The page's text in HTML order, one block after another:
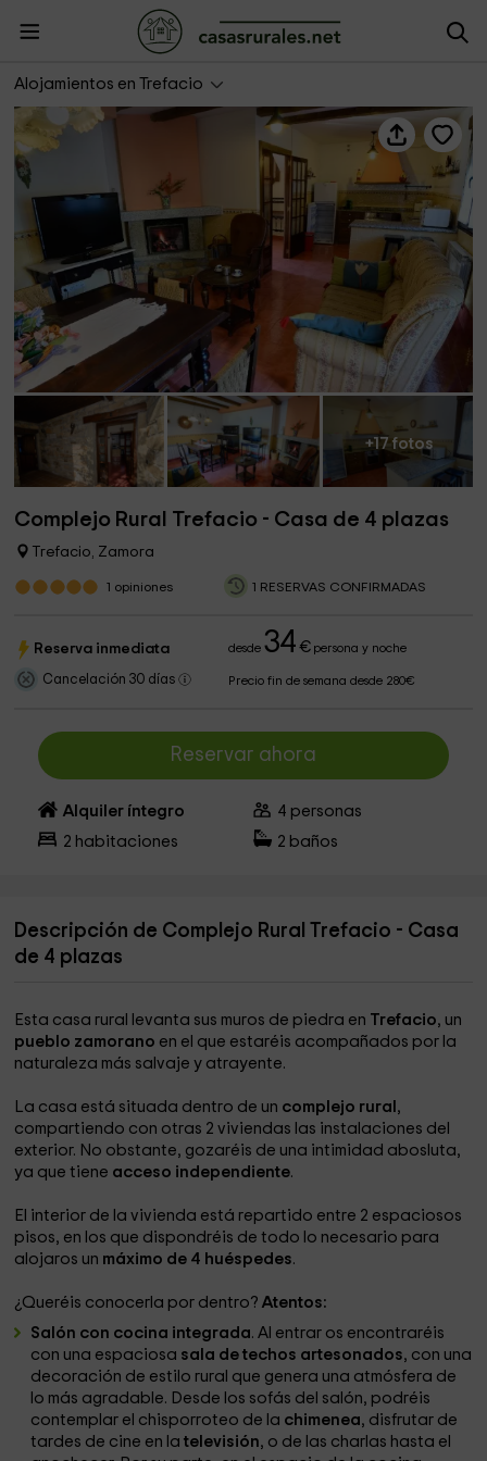
Alojamientos en Trefacio
Complejo Rural Trefacio - Casa de 4 plazas
+17 fotos
Complejo Rural Trefacio - Casa de 4 plazas
Trefacio, Zamora
1 opiniones 1 RESERVAS CONFIRMADAS
Reserva inmediata desde34 €persona y noche
Cancelación 30 días Precio fin de semana desde 280€
Reservar ahora
Alquiler íntegro 4 personas
2 habitaciones 2 baños
Descripción de Complejo Rural Trefacio - Casa
de 4 plazas
Esta casa rural levanta sus muros de piedra en Trefacio, un
pueblo zamorano en el que estaréis acompañados por la
naturaleza más salvaje y atrayente.
La casa está situada dentro de un complejo rural ,
compartiendo con otras 2 viviendas las instalaciones del
exterior. No obstante, gozaréis de una intimidad abosluta,
ya que tiene acceso independiente.
El interior de la vivienda está repartido entre 2 espaciosos
pisos, en los que dispondréis de todo lo necesario para
alojaros un máximo de 4 huéspedes.
¿Queréis conocerla por dentro? Atentos:
Salón con cocina integrada. Al entrar os encontraréis
con una espaciosa sala de techos artesonados, con una
decoración de estilo rural que genera una atmósfera de
lo más agradable. Desde los sofás del salón, podréis
contemplar el chisporroteo de la chimenea, disfrutar de
tardes de cine en la televisión, o de las charlas hasta el